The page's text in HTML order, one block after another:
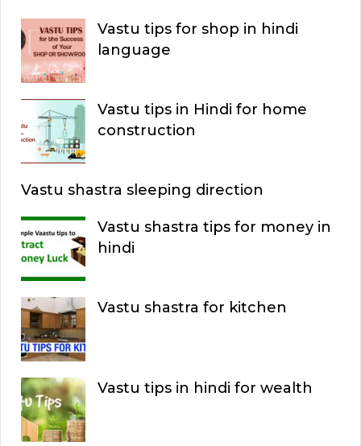
Vastu tips for shop in hindi
language
Vastu tips in Hindi for home
construction
Vastu shastra sleeping direction
Vastu shastra tips for money in
hindi
Vastu shastra for kitchen
Vastu tips in hindi for wealth